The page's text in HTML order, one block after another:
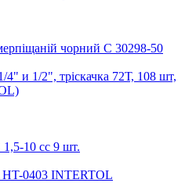
чорний С 30298-50
4" и 1/2", трiскачка 72Т, 108 шт,
10 cc 9 шт.
HT-0403 INTERTOL